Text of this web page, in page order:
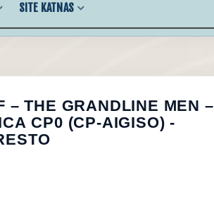
SITE KATNAS
– THE GRANDLINE MEN –
CP0 (CP-AIGISO) -